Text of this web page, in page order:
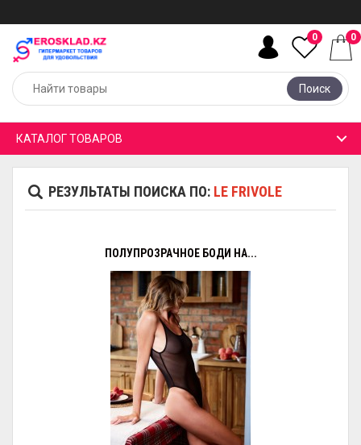
Поиск
0 0
КАТАЛОГ ТОВАРОВ
РЕЗУЛЬТАТЫ ПОИСКА ПО: LE FRIVOLE
ПОЛУПРОЗРАЧНОЕ БОДИ НА...